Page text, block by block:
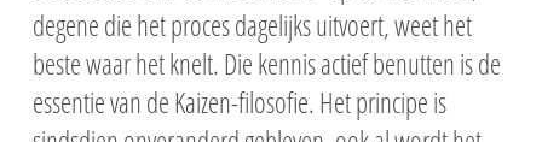
degene die het proces dagelijks uitvoert, weet het
beste waar het knelt. Die kennis actief benutten is de
essentie van de Kaizen-filosofie. Het principe is